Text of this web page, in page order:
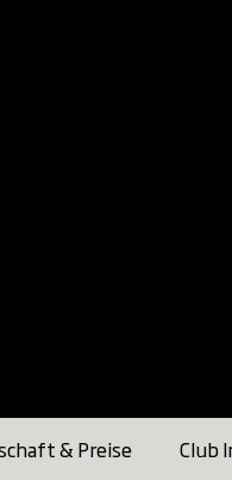
& Preise Club